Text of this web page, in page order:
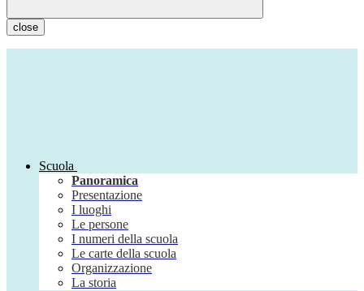
close
Scuola
Panoramica
Presentazione
I luoghi
Le persone
I numeri della scuola
Le carte della scuola
Organizzazione
La storia